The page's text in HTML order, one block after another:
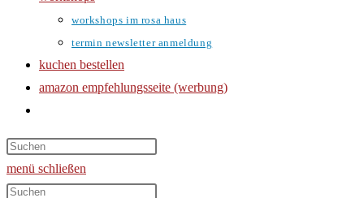
workshops im rosa haus
termin newsletter anmeldung
kuchen bestellen
amazon empfehlungsseite (werbung)
umschalten
menü schließen
Diese